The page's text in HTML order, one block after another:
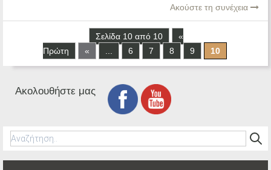
Ακούστε τη συνέχεια
Σελίδα 10 από 10
«
Πρώτη
« 6 7 8 9 10
Ακολουθήστε μας